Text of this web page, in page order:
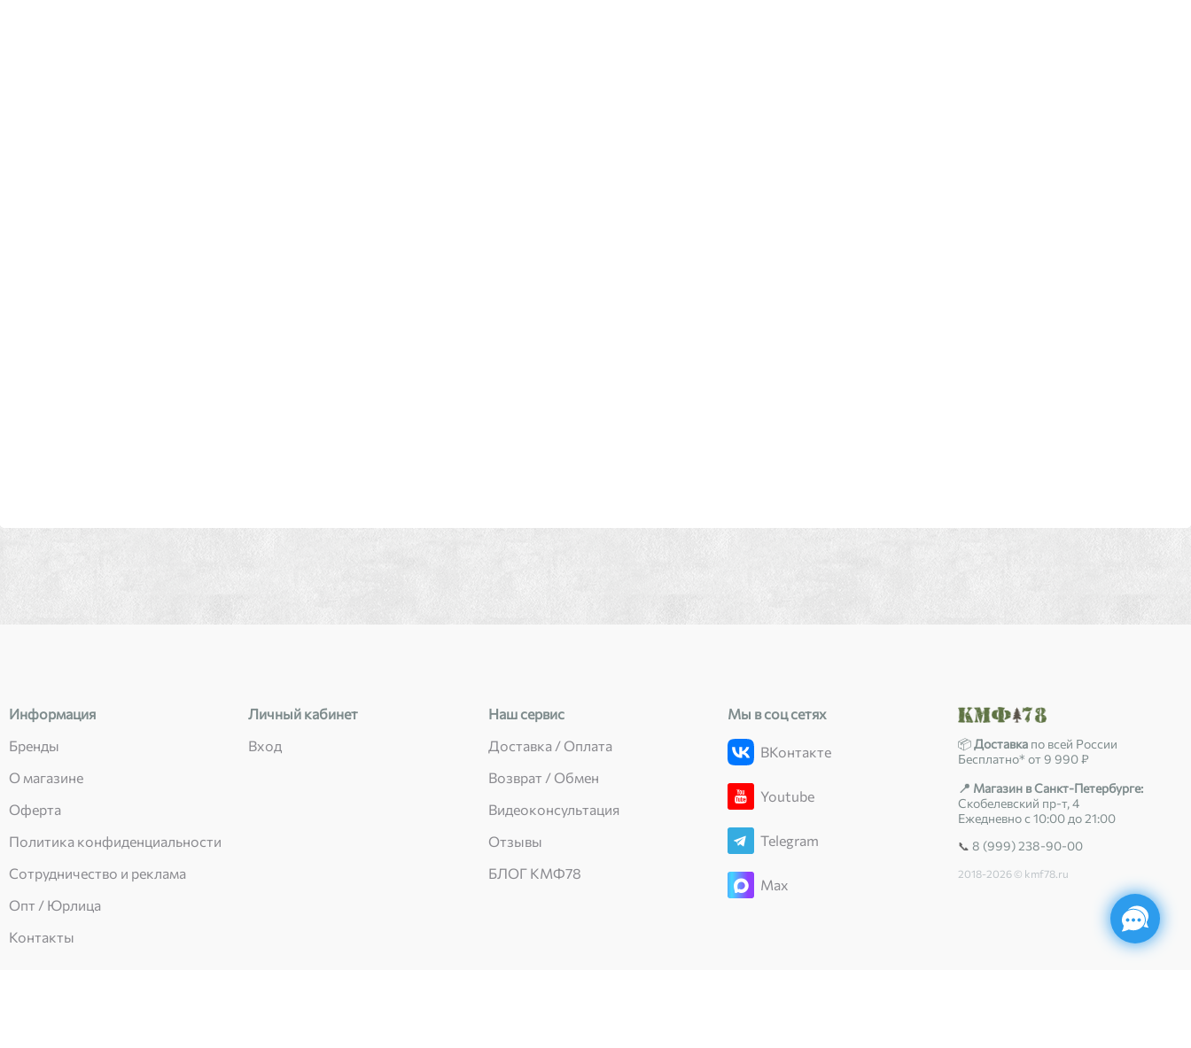
Информация
Бренды
О магазине
Оферта
Политика конфиденциальности
Сотрудничество и реклама
Опт / Юрлица
Контакты
Личный кабинет
Вход
Наш сервис
Доставка / Оплата
Возврат / Обмен
Видеоконсультация
Отзывы
БЛОГ КМФ78
Мы в соц сетях
ВКонтакте
Youtube
Telegram
Max
📦Доставка по всей России
Бесплатно* от 9 990 ₽
📍 Магазин в Санкт-Петербурге:
Скобелевский пр-т, 4
Ежедневно с 10:00 до 21:00
📞 8 (999) 238-90-00
2018-2026 © kmf78.ru